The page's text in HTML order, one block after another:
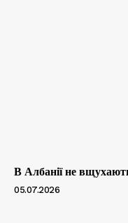
В Албанії не
05.07.2026